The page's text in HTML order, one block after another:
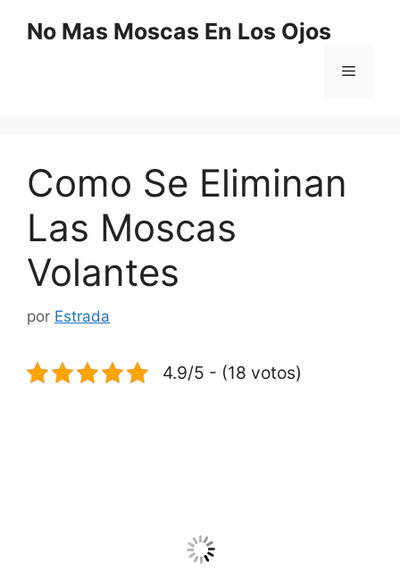
No Mas Moscas En Los Ojos
Menú
Como Se Eliminan
Las Moscas
Volantes
por Estrada
4.9/5 - (18 votos)